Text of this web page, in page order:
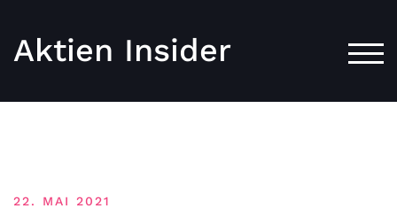
Aktien Insider
22. MAI 2021